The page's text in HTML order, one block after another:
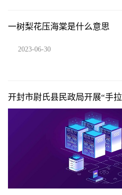
一树梨花压海棠是什么意思
2023-06-30
开封市尉氏县民政局开展“手
育活动|即时